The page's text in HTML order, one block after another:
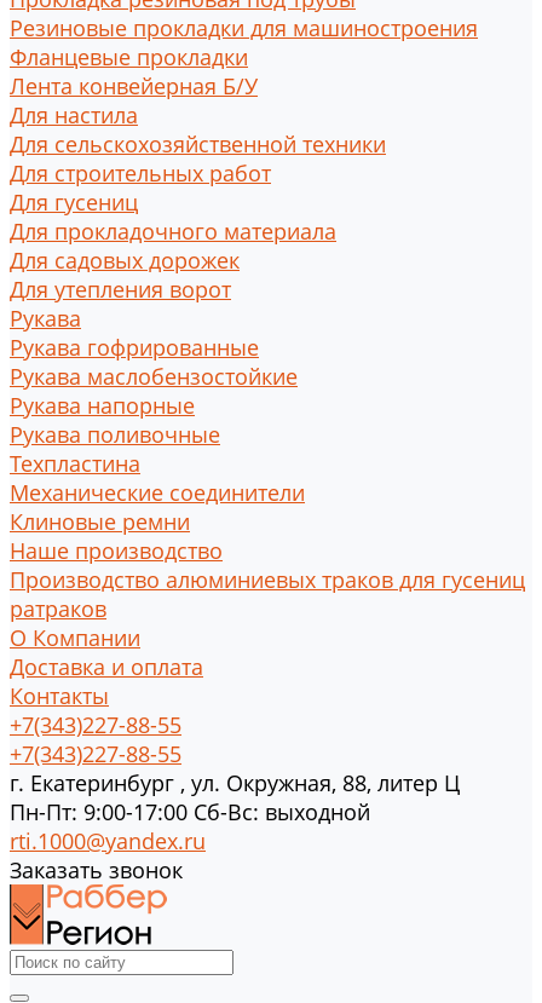
Резиновые прокладки для машиностроения
Фланцевые прокладки
Лента конвейерная Б/У
Для настила
Для сельскохозяйственной техники
Для строительных работ
Для гусениц
Для прокладочного материала
Для садовых дорожек
Для утепления ворот
Рукава
Рукава гофрированные
Рукава маслобензостойкие
Рукава напорные
Рукава поливочные
Техпластина
Механические соединители
Клиновые ремни
Наше производство
Производство алюминиевых траков для гусениц
ратраков
О Компании
Доставка и оплата
Контакты
+7(343)227-88-55
+7(343)227-88-55
г. Екатеринбург , ул. Окружная, 88, литер Ц
Пн-Пт: 9:00-17:00 Cб-Вс: выходной
rti.1000@yandex.ru
Заказать звонок